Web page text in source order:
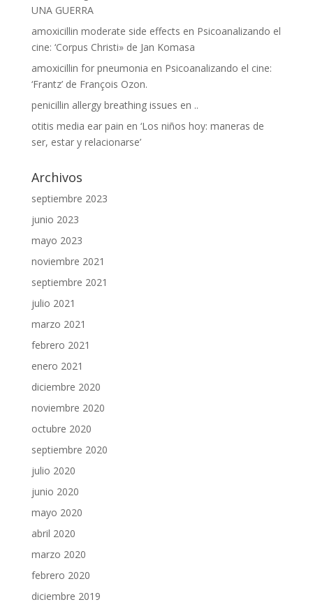
UNA GUERRA
amoxicillin moderate side effects en Psicoanalizando el
cine: ‘Corpus Christi» de Jan Komasa
amoxicillin for pneumonia en Psicoanalizando el cine:
‘Frantz’ de François Ozon.
penicillin allergy breathing issues en ..
otitis media ear pain en ‘Los niños hoy: maneras de
ser, estar y relacionarse’
Archivos
septiembre 2023
junio 2023
mayo 2023
noviembre 2021
septiembre 2021
julio 2021
marzo 2021
febrero 2021
enero 2021
diciembre 2020
noviembre 2020
octubre 2020
septiembre 2020
julio 2020
junio 2020
mayo 2020
abril 2020
marzo 2020
febrero 2020
diciembre 2019